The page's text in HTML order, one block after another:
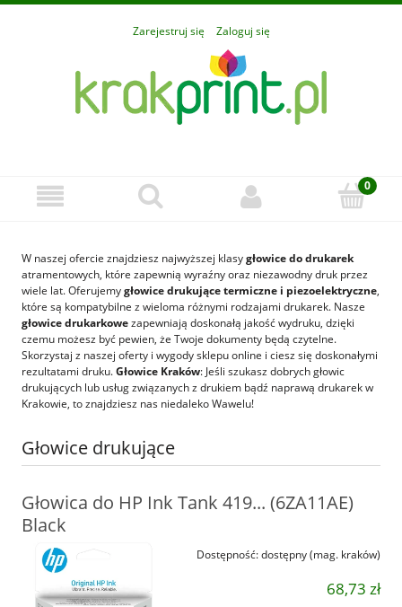
Zarejestruj się Zaloguj się
W naszej ofercie znajdziesz najwyższej klasygłowice do drukarek
atramentowych, które zapewnią wyraźny oraz niezawodny druk przez
wiele lat. Oferujemygłowice drukującetermiczne i piezoelektryczne,
które są kompatybilne z wieloma różnymi rodzajami drukarek. Nasze
głowice drukarkowezapewniają doskonałą jakość wydruku, dzięki
czemu możesz być pewien, że Twoje dokumenty będą czytelne.
Skorzystaj z naszej oferty i wygody sklepu online i ciesz się doskonałymi
rezultatami druku.Głowice Kraków: Jeśli szukasz dobrych głowic
drukujących lub usług związanych z drukiem bądź naprawą drukarek w
Krakowie, to znajdziesz nas niedaleko Wawelu!
Głowice drukujące
Głowica do HP Ink Tank 419... (6ZA11AE)
Black
Dostępność:dostępny (mag. kraków)
68,73 zł